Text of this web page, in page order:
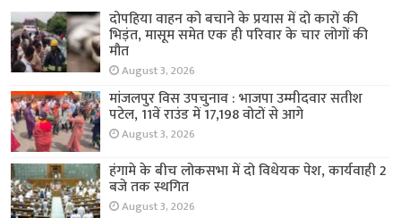
दोपहिया वाहन को बचाने के प्रयास में दो कारों की
भिड़ंत, मासूम समेत एक ही परिवार के चार लोगों की
मौत
August 3, 2026
मांजलपुर विस उपचुनाव : भाजपा उम्मीदवार सतीश
पटेल, 11वें राउंड में 17,198 वोटों से आगे
August 3, 2026
हंगामे के बीच लोकसभा में दो विधेयक पेश, कार्यवाही 2
बजे तक स्थगित
August 3, 2026